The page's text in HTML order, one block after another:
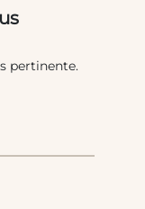
pertinente.